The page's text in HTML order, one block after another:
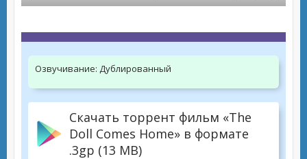
Озвучивание: Дублированный
Скачать торрент фильм «The
Doll Comes Home» в формате
.3gp (13 MB)